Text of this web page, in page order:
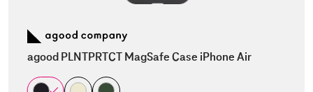
agood PLNTPRTCT MagSafe Case iPhone Air